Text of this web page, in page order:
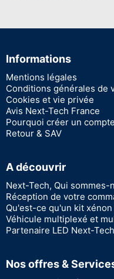
Informations
Mentions légales
Conditions générales de
Cookies et vie privée
Avis Next-Tech France
Pourquoi créer un
Retour & SAV
A découvrir
Next-Tech, Qui sommes-
Réception de votre
Qu'est-ce qu'un kit
Véhicule multiplexé et
Partenaire LED Next-Tech
Nos offres &